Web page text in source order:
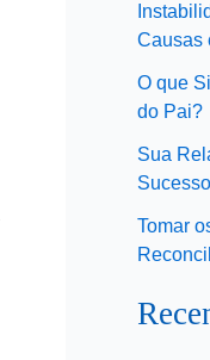
Causas
O que
do Pai?
Sua
Tomar